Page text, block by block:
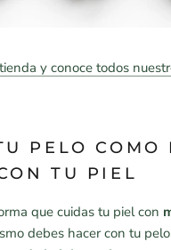
y conoce todos
PELO COMO
TU PIEL
que cuidas tu piel con
debes hacer con tu